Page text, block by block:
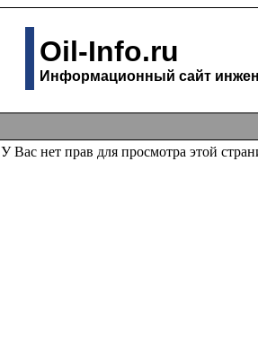
Oil-Info.ru
Информационный сайт
У Вас нет прав для просмотра этой